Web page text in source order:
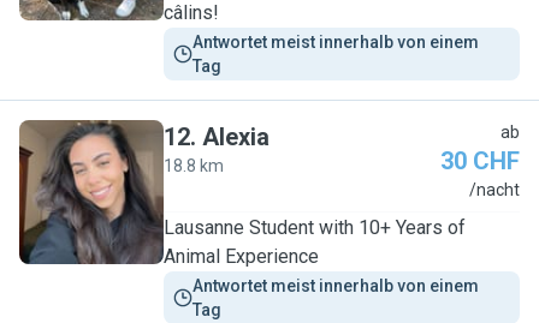
câlins!
Antwortet meist innerhalb von einem
Tag
A
12. Alexia
18.8 km
ab
30 CHF
/nacht
Lausanne Student with 10+ Years of
Animal Experience
Antwortet meist innerhalb von einem
Tag